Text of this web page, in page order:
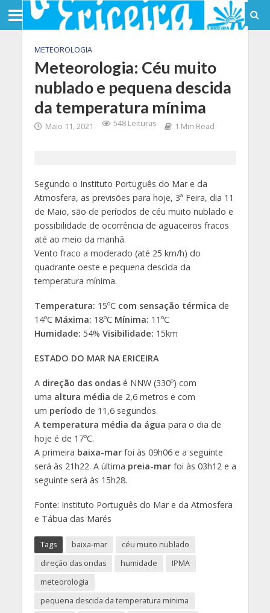
METEOROLOGIA
Meteorologia: Céu muito
nublado e pequena descida
da temperatura mínima
Maio 11, 2021 548 Leituras 1 Min Read
Segundo o Instituto Português do Mar e da
Atmosfera, as previsões para hoje, 3ª Feira, dia 11
de Maio, são de períodos de céu muito nublado e
possibilidade de ocorrência de aguaceiros fracos
até ao meio da manhã.
Vento fraco a moderado (até 25 km/h) do
quadrante oeste e pequena descida da
temperatura mínima.
Temperatura: 15ºC com sensação térmica de
14ºC Máxima: 18ºC Mínima: 11ºC
Humidade: 54% Visibilidade: 15km
ESTADO DO MAR NA ERICEIRA
A direção das ondasé NNW (330º) com
uma altura média de 2,6 metros e com
um período de 11,6 segundos.
A temperatura média da água para o dia de
hoje é de 17ºC.
A primeira baixa-marfoi às 09h06 e a seguinte
será às 21h22. A última preia-marfoi às 03h12 e a
seguinte será às 15h28.
Fonte: Instituto Português do Mar e da Atmosfera
e Tábua das Marés
Tags baixa-mar
céu muito nublado
direção das ondas
humidade
IPMA
meteorologia
pequena descida da temperatura minima